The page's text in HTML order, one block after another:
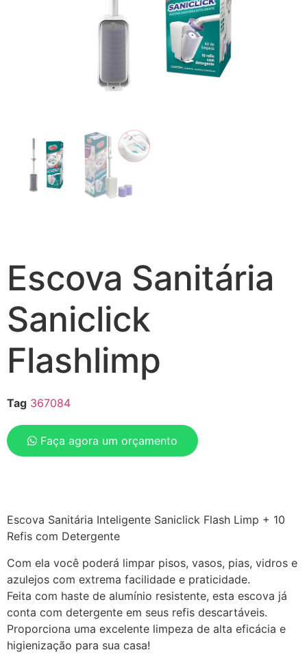
Escova Sanitária
Saniclick
Flashlimp
Tag 367084
Faça agora um orçamento
Escova Sanitária Inteligente Saniclick Flash Limp + 10
Refis com Detergente
Com ela você poderá limpar pisos, vasos, pias, vidros e
azulejos com extrema facilidade e praticidade.
Feita com haste de alumínio resistente, esta escova já
conta com detergente em seus refis descartáveis.
Proporciona uma excelente limpeza de alta eficácia e
higienização para sua casa!